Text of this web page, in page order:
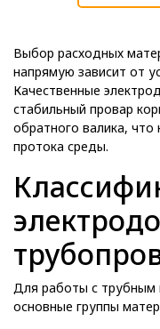
Выбор расходных
напрямую зависит от
Качественные
стабильный провар
обратного валика, что
протока среды.
Для работы с трубным
основные группы